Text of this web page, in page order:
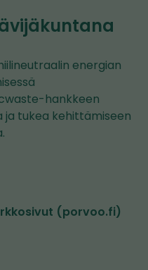
energian
hankkeen
tukea kehittämiseen
(porvoo.fi)